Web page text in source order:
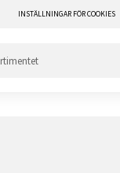
INSTÄLLNINGAR FÖR COOKIES